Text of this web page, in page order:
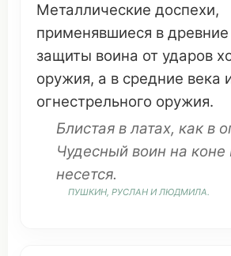
Металлические доспехи,
применявшиеся в древние
защиты воина от ударов
оружия, а в средние века
огнестрельного оружия.
Блистая в латах, как в
Чудесный воин на коне
несется.
ПУШКИН, РУСЛАН И ЛЮДМИЛА.